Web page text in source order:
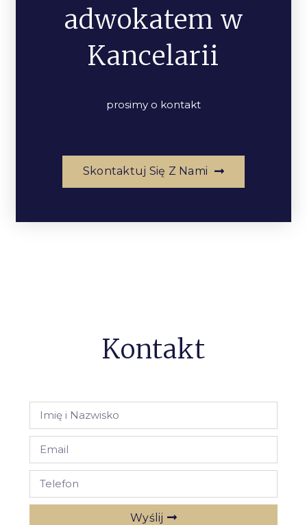
adwokatem w
Kancelarii
prosimy o kontakt
Skontaktuj Się Z Nami
Kontakt
Wyślij